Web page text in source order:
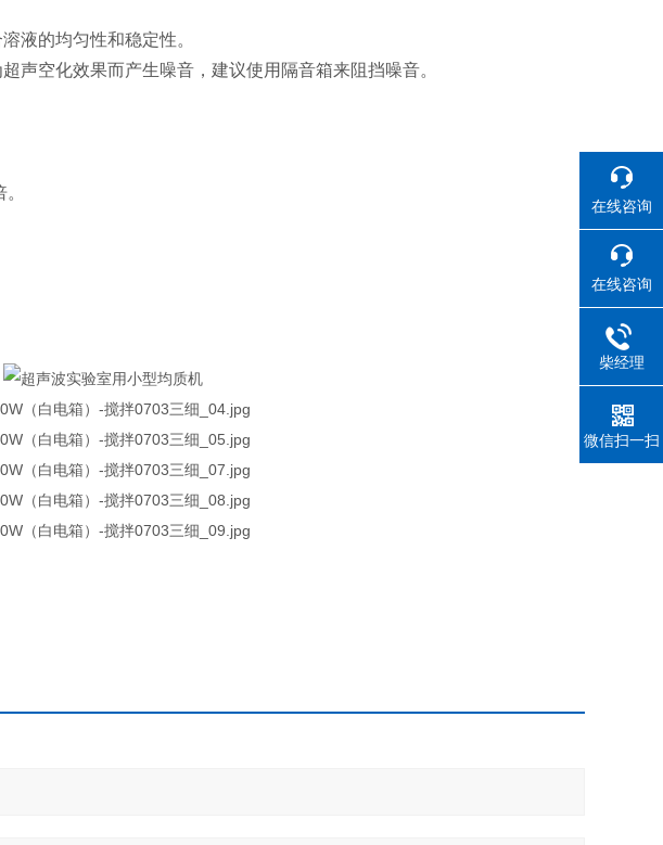
液的均匀性和稳定性。
声空化效果而产生噪音，建议使用隔音箱来阻挡噪音。
。
在线咨询
在线咨询
柴经理
微信扫一扫